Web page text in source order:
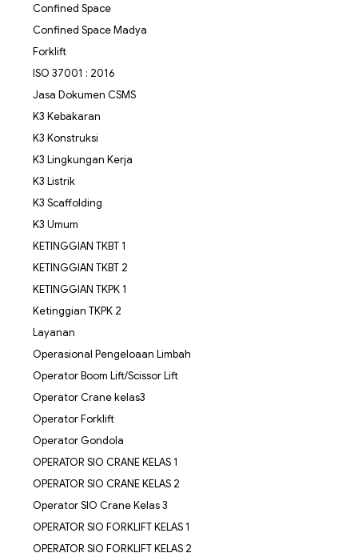
Confined Space
Confined Space Madya
Forklift
ISO 37001 : 2016
Jasa Dokumen CSMS
K3 Kebakaran
K3 Konstruksi
K3 Lingkungan Kerja
K3 Listrik
K3 Scaffolding
K3 Umum
KETINGGIAN TKBT 1
KETINGGIAN TKBT 2
KETINGGIAN TKPK 1
Ketinggian TKPK 2
Layanan
Operasional Pengeloaan Limbah
Operator Boom Lift/Scissor Lift
Operator Crane kelas3
Operator Forklift
Operator Gondola
OPERATOR SIO CRANE KELAS 1
OPERATOR SIO CRANE KELAS 2
Operator SIO Crane Kelas 3
OPERATOR SIO FORKLIFT KELAS 1
OPERATOR SIO FORKLIFT KELAS 2